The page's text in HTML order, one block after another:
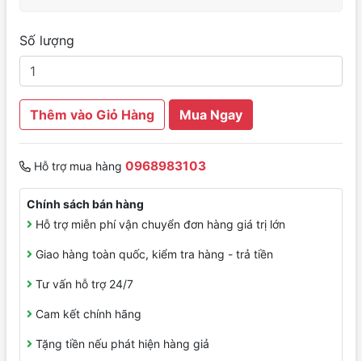
Số lượng
Thêm vào Giỏ Hàng Mua Ngay
Hỗ trợ mua hàng 0968983103
Chính sách bán hàng
Hỗ trợ miễn phí vận chuyển đơn hàng giá trị lớn
Giao hàng toàn quốc, kiểm tra hàng - trả tiền
Tư vấn hỗ trợ 24/7
Cam kết chính hãng
Tặng tiền nếu phát hiện hàng giả